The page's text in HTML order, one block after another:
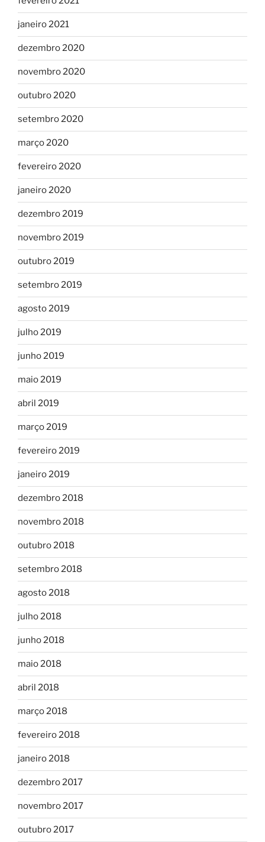
janeiro 2021
dezembro 2020
novembro 2020
outubro 2020
setembro 2020
março 2020
fevereiro 2020
janeiro 2020
dezembro 2019
novembro 2019
outubro 2019
setembro 2019
agosto 2019
julho 2019
junho 2019
maio 2019
abril 2019
março 2019
fevereiro 2019
janeiro 2019
dezembro 2018
novembro 2018
outubro 2018
setembro 2018
agosto 2018
julho 2018
junho 2018
maio 2018
abril 2018
março 2018
fevereiro 2018
janeiro 2018
dezembro 2017
novembro 2017
outubro 2017